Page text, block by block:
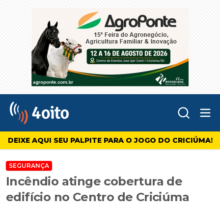
4oito
DEIXE AQUI SEU PALPITE PARA O JOGO DO CRICIÚMA!
SEGURANÇA
Incêndio atinge cobertura de
edifício no Centro de Criciúma